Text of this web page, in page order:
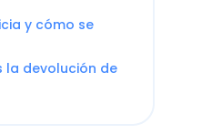
y cómo se
la devolución de